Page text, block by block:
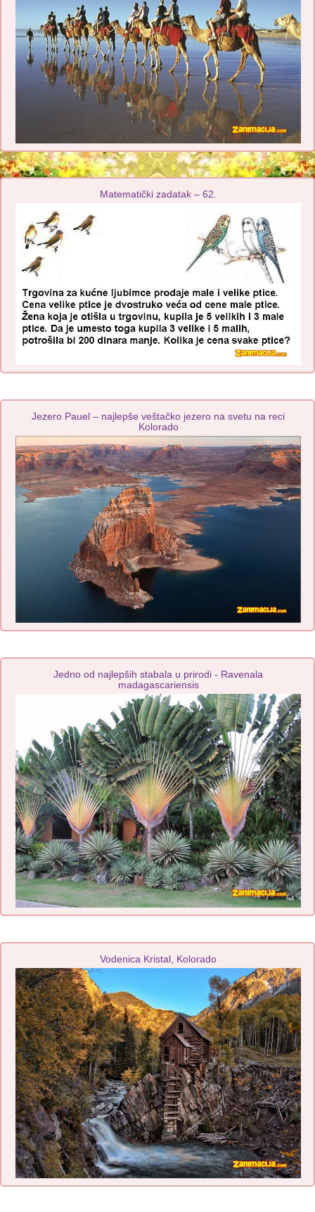
Matematički zadatak – 62.
Jezero Pauel – najlepše veštačko jezero na svetu na reci
Kolorado
Jedno od najlepših stabala u prirodi - Ravenala
madagascariensis
Vodenica Kristal, Kolorado